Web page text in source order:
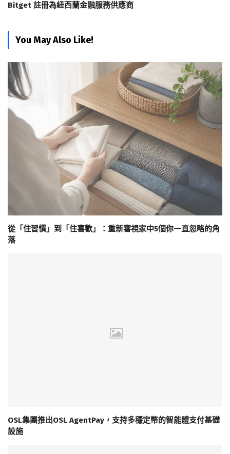
Bitget 註冊為紐西蘭金融服務供應商
You May Also Like!
從「住習慣」到「住喜歡」：重新審視家中5個你一直忽略的角
落
OSL集團推出OSL AgentPay，支持多穩定幣的智能體支付基礎
設施